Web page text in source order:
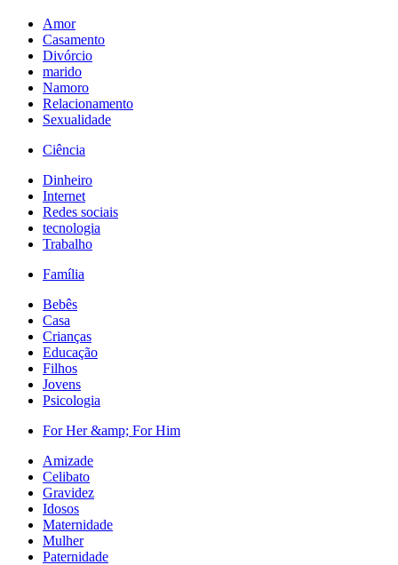
Amor
Casamento
Divórcio
marido
Namoro
Relacionamento
Sexualidade
Ciência
Dinheiro
Internet
Redes sociais
tecnologia
Trabalho
Família
Bebês
Casa
Crianças
Educação
Filhos
Jovens
Psicologia
For Her &amp; For Him
Amizade
Celibato
Gravidez
Idosos
Maternidade
Mulher
Paternidade